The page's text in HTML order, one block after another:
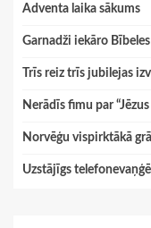
Adventa laika sākums
Garnadži iekāro Bībeles
Trīs reiz trīs jubilejas
Nerādīs fimu par
Norvēģu vispirktākā
Uzstājīgs